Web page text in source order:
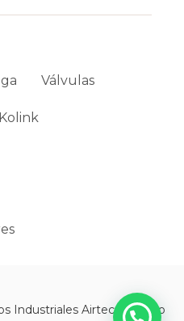
Válvulas
Industriales Airtec | Creado